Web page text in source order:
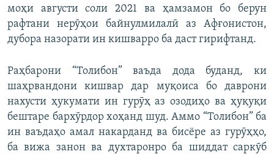
моҳи августи соли 2021 ва ҳамзамон бо берун
рафтани нерӯҳои байнулмилалӣ аз Афғонистон,
дубора назорати ин кишварро ба даст гирифтанд.
Раҳбарони “Толибон” ваъда дода буданд, ки
шаҳрвандони кишвар дар муқоиса бо даврони
нахусти ҳукумати ин гурӯҳ аз озодиҳо ва ҳуқуқи
бештаре бархӯрдор хоҳанд шуд. Аммо “Толибон” ба
ин ваъдаҳо амал накарданд ва бисёре аз гурӯҳҳо,
ба вижа занон ва духтаронро ба шиддат саркӯб